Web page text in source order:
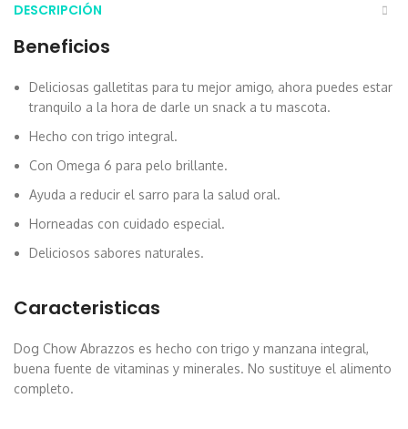
DESCRIPCIÓN
Beneficios
Deliciosas galletitas para tu mejor amigo, ahora puedes estar
tranquilo a la hora de darle un snack a tu mascota.
Hecho con trigo integral.
Con Omega 6 para pelo brillante.
Ayuda a reducir el sarro para la salud oral.
Horneadas con cuidado especial.
Deliciosos sabores naturales.
Caracteristicas
Dog Chow Abrazzos es hecho con trigo y manzana integral,
buena fuente de vitaminas y minerales. No sustituye el alimento
completo.